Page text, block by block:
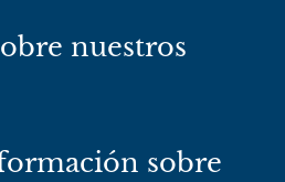
nuestros
sobre